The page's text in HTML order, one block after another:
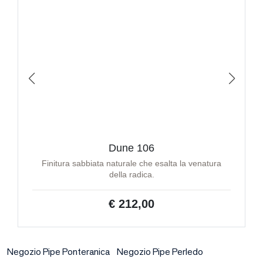
Dune 106
Finitura sabbiata naturale che esalta la venatura
della radica.
€ 212,00
Negozio Pipe Ponteranica Negozio Pipe Perledo